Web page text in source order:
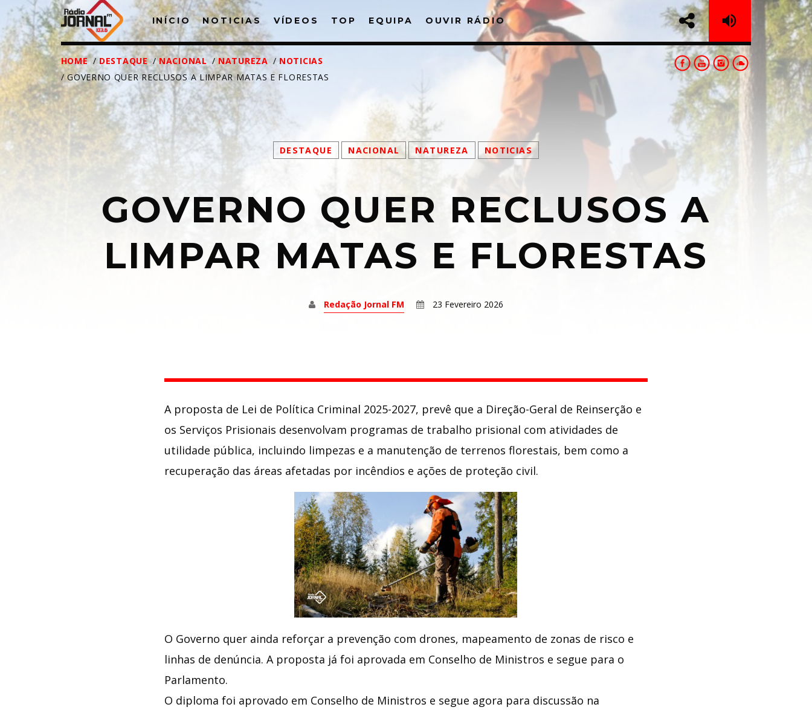
INÍCIO NOTICIAS VÍDEOS TOP EQUIPA OUVIR RÁDIO
PARTILHAR:
Pinterest
HOME /DESTAQUE /NACIONAL /NATUREZA / NOTICIAS
/ GOVERNO QUER RECLUSOS A LIMPAR MATAS E FLORESTAS
DESTAQUE NACIONAL NATUREZA NOTICIAS
GOVERNO QUER RECLUSOS A
LIMPAR MATAS E FLORESTAS
Redação Jornal FM 23 Fevereiro 2026
A proposta de Lei de Política Criminal 2025-2027, prevê que a Direção-Geral de Reinserção e
os Serviços Prisionais desenvolvam programas de trabalho prisional com atividades de
utilidade pública, incluindo limpezas e a manutenção de terrenos florestais, bem como a
recuperação das áreas afetadas por incêndios e ações de proteção civil.
O Governo quer ainda reforçar a prevenção com drones, mapeamento de zonas de risco e
linhas de denúncia. A proposta já foi aprovada em Conselho de Ministros e segue para o
Parlamento.
O diploma foi aprovado em Conselho de Ministros e segue agora para discussão na